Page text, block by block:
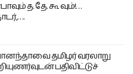
த. தே. கூ வும்!…
தமிழர் வரலாறு
பதிவிட்டுச்